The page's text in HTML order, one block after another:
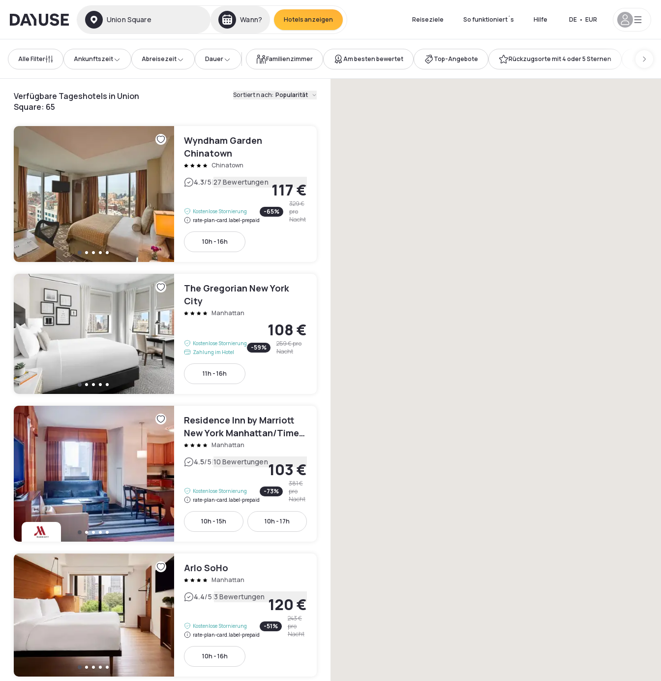
Dayuse Union Square Wann? Hotels anzeigen Reiseziele So funktioniert´s Hilfe DE • EUR
Alle Filter Ankunftszeit Abreisezeit Dauer Familienzimmer Am besten bewertet Top-Angebote Rückzugsorte mit 4 oder 5 Sternen
Verfügbare Tageshotels in Union
Square: 65
Sortiert nach: Popularität
Wyndham Garden
Chinatown
Chinatown
4.3/5|27 Bewertungen
Kostenlose Stornierung
rate-plan-card.label-prepaid
117 €
-65%
329 €
pro
Nacht
10h - 16h
The Gregorian New York
City
Manhattan
Kostenlose Stornierung
Zahlung im Hotel
108 €
-59% 259 €pro
Nacht
11h - 16h
Residence Inn by Marriott
New York Manhattan/Times
SquareManhattan
4.5/5|10 Bewertungen
Kostenlose Stornierung
rate-plan-card.label-prepaid
103 €
-73%
381 €
pro
Nacht
10h - 15h 10h - 17h
Arlo SoHo
Manhattan
4.4/5|3 Bewertungen
Kostenlose Stornierung
rate-plan-card.label-prepaid
120 €
-51%
243 €
pro
Nacht
10h - 16h